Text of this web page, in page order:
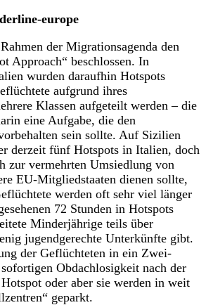
europe
der Migrationsagenda den
Approach“ beschlossen. In
wurden daraufhin Hotspots
aufgrund ihres
Klassen aufgeteilt werden – die
eine Aufgabe, die den
sein sollte. Auf Sizilien
derzeit fünf Hotspots in Italien, doch
zur vermehrten Umsiedlung von
EU-Mitgliedstaaten dienen sollte,
werden oft sehr viel länger
72 Stunden in Hotspots
Minderjährige teils über
jugendgerechte Unterkünfte gibt.
der Geflüchteten in ein Zwei-
Obdachlosigkeit nach der
oder aber sie werden in weit
geparkt.